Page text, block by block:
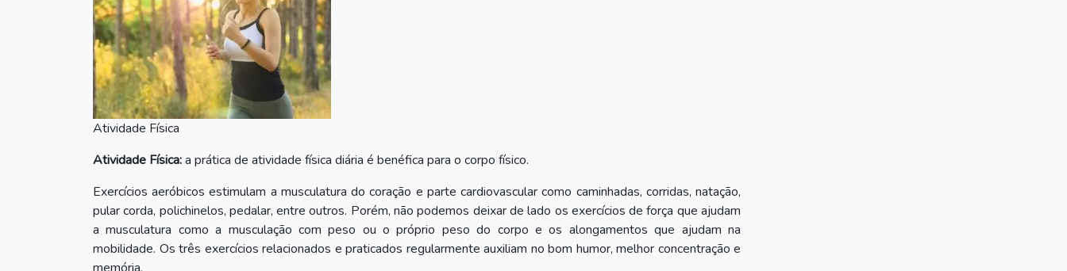
Atividade Física
Atividade Física:a prática de atividade física diária é benéfica para o corpo físico.
Exercícios aeróbicos estimulam a musculatura do coração e parte cardiovascular como caminhadas, corridas, natação,
pular corda, polichinelos, pedalar, entre outros. Porém, não podemos deixar de lado os exercícios de força que ajudam
a musculatura como a musculação com peso ou o próprio peso do corpo e os alongamentos que ajudam na
mobilidade. Os três exercícios relacionados e praticados regularmente auxiliam no bom humor, melhor concentração e